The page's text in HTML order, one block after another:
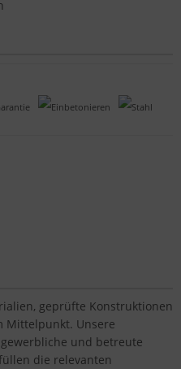
geprüfte Konstruktionen
Mittelpunkt. Unsere
und betreute
die relevanten